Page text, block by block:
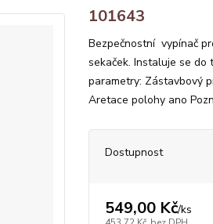
101643
Bezpečnostní vypínač
sekaček. Instaluje se do
parametry: Zástavbový
Aretace polohy ano
Dostupnost
549,00 Kč/ks